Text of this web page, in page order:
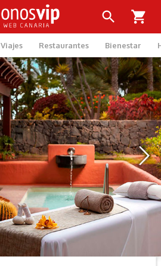
Viajes Restaurantes Bienestar
›